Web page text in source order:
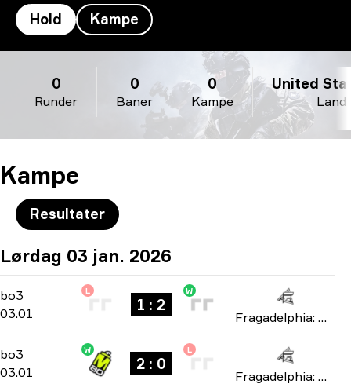
Hold Kampe
Runder
0
Baner
0
Kampe
0
Land
United
Kampe
Resultater
Lørdag 03 jan. 2026
bo3 -bo3
03.01
L
1 : 2
W
Fragadelphia: Miami 2026
bo3 -bo3
03.01
W
2 : 0
L
Fragadelphia: Miami 2026